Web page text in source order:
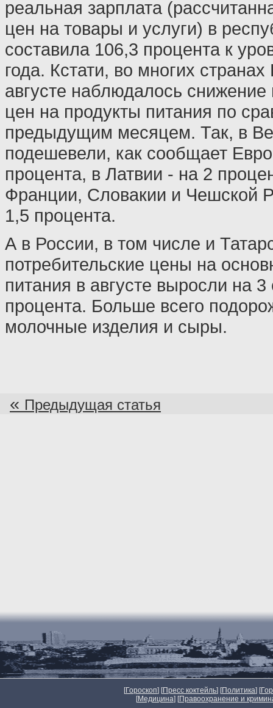
реальная зарплата
цен на товары и услуги) в
составила 106,3 процента к
года. Кстати, во многих
августе наблюдалось снижение
цен на продукты питания по
предыдущим месяцем. Так, в
подешевели, как сообщает
процента, в Латвии - на 2
Франции, Словакии и Чешской
1,5 процента.
А в России, в том числе и
потребительские цены на
питания в августе выросли на
процента. Больше всего
молочные изделия и сыры.
« Предыдущая статья
[Гороскоп] [Пресс коктейль] [Политика] [
[Медицина] [Правоохранение и